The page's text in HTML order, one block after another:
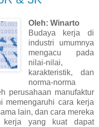
Oleh: Winarto
Budaya kerja di
industri umumnya
mengacu pada
nilai-nilai,
karakteristik, dan
norma-norma
perusahaan manufaktur
memengaruhi cara kerja
lain, dan cara mereka
kerja yang kuat dapat